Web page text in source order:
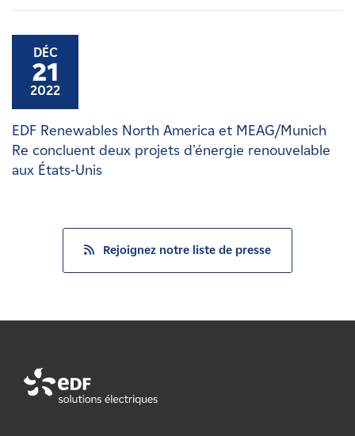
DÉC
21
2022
EDF Renewables North America et MEAG/Munich
Re concluent deux projets d'énergie renouvelable
aux États-Unis
Rejoignez notre liste de presse